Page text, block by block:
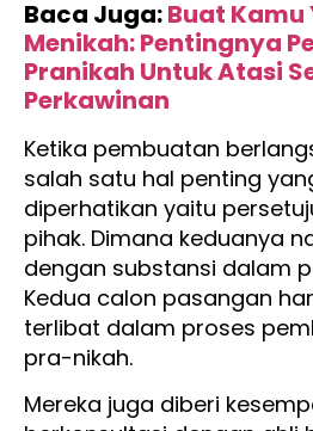
Baca Juga:Buat Kamu
Menikah: Pentingnya
Pranikah Untuk Atasi
Perkawinan
Ketika pembuatan
salah satu hal penting
diperhatikan yaitu
pihak. Dimana keduanya
dengan substansi dalam
Kedua calon pasangan
terlibat dalam proses
pra-nikah.
Mereka juga diberi